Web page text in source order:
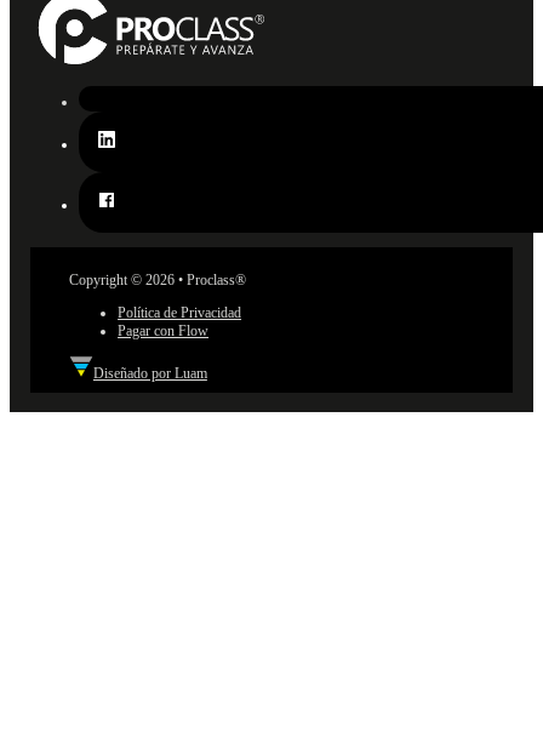
Copyright © 2026 • Proclass®
Política de Privacidad
Pagar con Flow
Diseñado por Luam